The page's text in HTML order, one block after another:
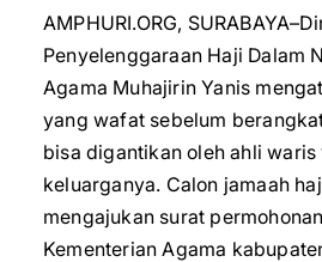
AMPHURI.ORG,
Penyelenggaraan Haji Dalam
Agama Muhajirin Yanis
yang wafat sebelum
bisa digantikan oleh ahli
keluarganya. Calon jamaah
mengajukan surat
Kementerian Agama